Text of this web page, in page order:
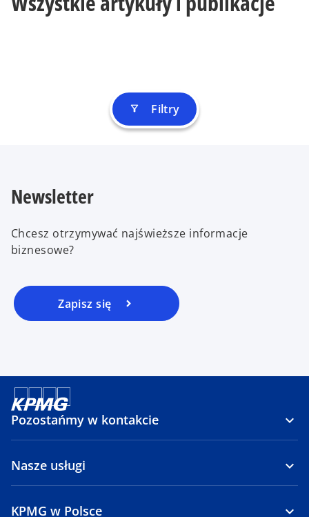
filter_alt Filtry
Newsletter
Chcesz otrzymywać najświeższe informacje
biznesowe?
Zapisz się
Pozostańmy w kontakcie
Nasze usługi
KPMG w Polsce